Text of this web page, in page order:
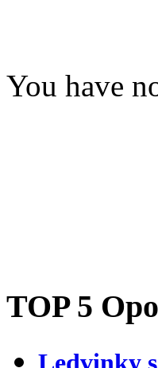
You have
TOP 5